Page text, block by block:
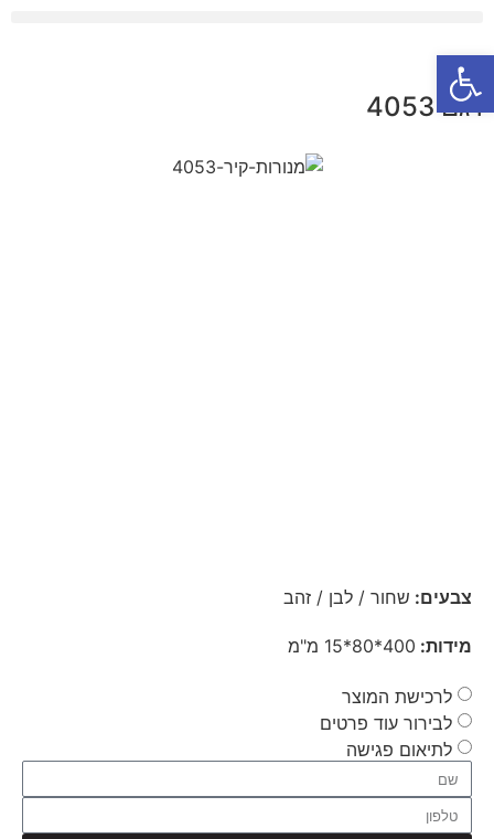
דגם 4053
צבעים: שחור / לבן / זהב
מידות: 400*80*15 מ"מ
לרכישת המוצר
לבירור עוד פרטים
לתיאום פגישה
פתח סרגל נגישות